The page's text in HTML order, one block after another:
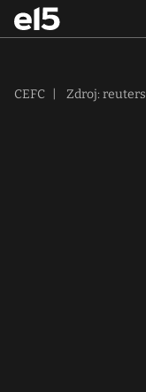
CEFC Zdroj: reuters